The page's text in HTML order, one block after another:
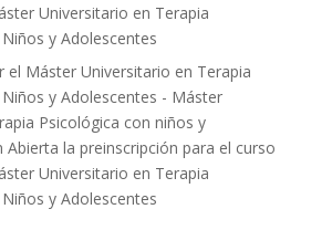
Universitario en Terapia
y Adolescentes
el Máster Universitario en Terapia
y Adolescentes - Máster
Psicológica con niños y
Abierta la preinscripción para el curso
Universitario en Terapia
y Adolescentes